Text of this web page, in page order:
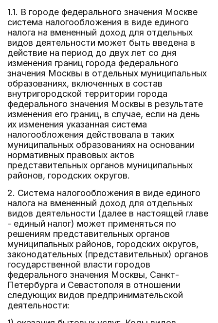
1.1. В городе федерального значения Москве
система налогообложения в виде единого
налога на вмененный доход для отдельных
видов деятельности может быть введена в
действие на период до двух лет со дня
изменения границ города федерального
значения Москвы в отдельных муниципальных
образованиях, включенных в состав
внутригородской территории города
федерального значения Москвы в результате
изменения его границ, в случае, если на день
их изменения указанная система
налогообложения действовала в таких
муниципальных образованиях на основании
нормативных правовых актов
представительных органов муниципальных
районов, городских округов.
2. Система налогообложения в виде единого
налога на вмененный доход для отдельных
видов деятельности (далее в настоящей главе
- единый налог) может применяться по
решениям представительных органов
муниципальных районов, городских округов,
законодательных (представительных) органов
государственной власти городов
федерального значения Москвы, Санкт-
Петербурга и Севастополя в отношении
следующих видов предпринимательской
деятельности: